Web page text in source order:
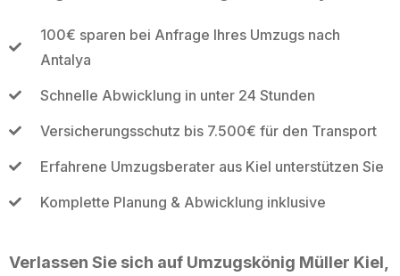
100€ sparen bei Anfrage Ihres Umzugs nach
Antalya
Schnelle Abwicklung in unter 24 Stunden
Versicherungsschutz bis 7.500€ für den Transport
Erfahrene Umzugsberater aus Kiel unterstützen Sie
Komplette Planung & Abwicklung inklusive
Verlassen Sie sich auf Umzugskönig Müller Kiel,